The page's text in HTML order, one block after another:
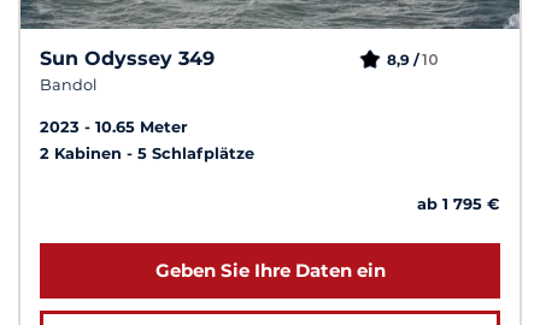
Sun Odyssey 349
Bandol
8,9 /10
2023
10.65 Meter
2 Kabinen
5 Schlafplätze
ab 1 795 €
Geben Sie Ihre Daten ein